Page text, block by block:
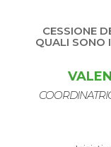
CESSIONE
QUALI SONO